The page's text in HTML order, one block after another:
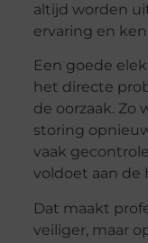
altijd worden
ervaring en
Een goede
het directe
de oorzaak. Zo
storing
vaak
voldoet aan de
Dat maakt
veiliger, maar